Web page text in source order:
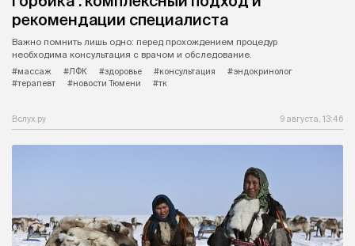
рекомендации специалиста
Важно помнить лишь одно: перед прохождением процедур
необходима консультация с врачом и обследование.
#массаж
#ЛФК #здоровье #консультация
#эндокринолог
#терапевт
#новости Тюмени #тк
Вслух.ру 9 августа, 13:46